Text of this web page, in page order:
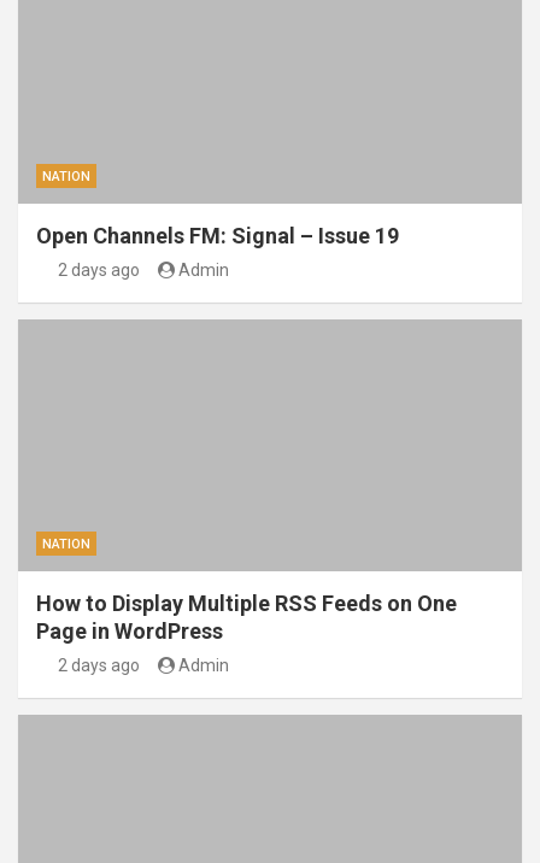
NATION
Open Channels FM: Signal – Issue 19
2 days ago Admin
NATION
How to Display Multiple RSS Feeds on One
Page in WordPress
2 days ago Admin